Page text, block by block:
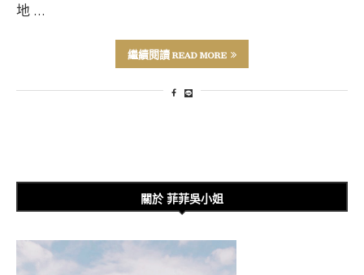
地 …
繼續閱讀 READ MORE
關於 菲菲吳小姐